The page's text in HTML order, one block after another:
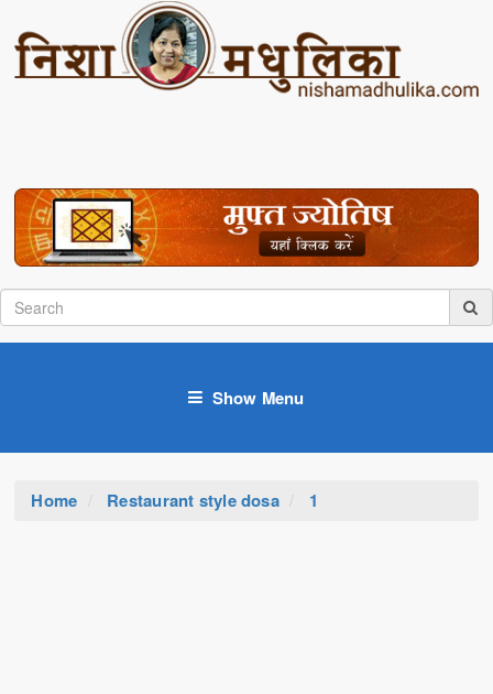
Show Menu
Home Restaurant style dosa 1